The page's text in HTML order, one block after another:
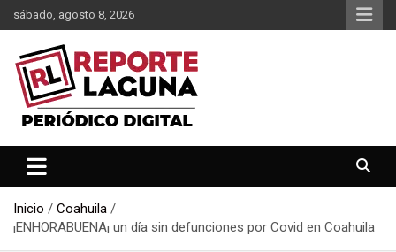
Saltar
al
contenido
sábado, agosto 8, 2026
Reporte Laguna
Inicio
Coahuila
¡ENHORABUENA¡ un día sin defunciones por Covid en Coahuila